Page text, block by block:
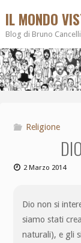
IL MONDO
Blog di Bruno
Religione
2 Marzo 2014
Dio non si
siamo stati
naturali), e gli